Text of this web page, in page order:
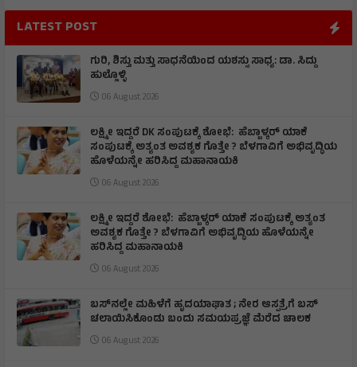
LATEST POST
ಗುರಿ, ಶಿಸ್ತು ಮತ್ತು ಸಾಧನೆಯಿಂದ ಯಶಸ್ಸು ಸಾಧ್ಯ: ಡಾ. ಸಿದ್ದು
ಹುಲ್ಲೊಳ್ಳಿ
06 August 2026
ಲಕ್ಷ್ಮೀ ಇದ್ದರೆ DK ಸಂಪುಟಕ್ಕೆ ಶೋಭೆ: ಹೆಬ್ಬಾಳ್ಕರ್ ಯಾಕೆ
ಸಂಪುಟಕ್ಕೆ ಅತ್ಯಂತ ಅವಶ್ಯಕ ಗೊತ್ತೇ ? ಬೆಳಗಾವಿಗೆ ಅಭಿವೃದ್ಧಿಯ
ಹೊಳೆಯನ್ನೇ ಹರಿಸಿದ್ದ ಮಹಾನಾಯಕಿ
06 August 2026
ಲಕ್ಷ್ಮೀ ಇದ್ದರೆ ಶೋಭೆ: ಹೆಬ್ಬಾಳ್ಕರ್ ಯಾಕೆ ಸಂಪುಟಕ್ಕೆ ಅತ್ಯಂತ
ಅವಶ್ಯಕ ಗೊತ್ತೇ ? ಬೆಳಗಾವಿಗೆ ಅಭಿವೃದ್ಧಿಯ ಹೊಳೆಯನ್ನೇ
ಹರಿಸಿದ್ದ ಮಹಾನಾಯಕಿ
06 August 2026
ಬಸ್‌ನಲ್ಲೇ ಮಹಿಳೆಗೆ ಹೃದಯಾಘಾತ ; ನೇರ ಆಸ್ಪತ್ರೆಗೆ ಬಸ್‌
ಚಲಾಯಿಸಿಕೊಂಡು ಬಂದು ಸಮಯಪ್ರಜ್ಞೆ ಮೆರೆದ ಚಾಲಕ
06 August 2026